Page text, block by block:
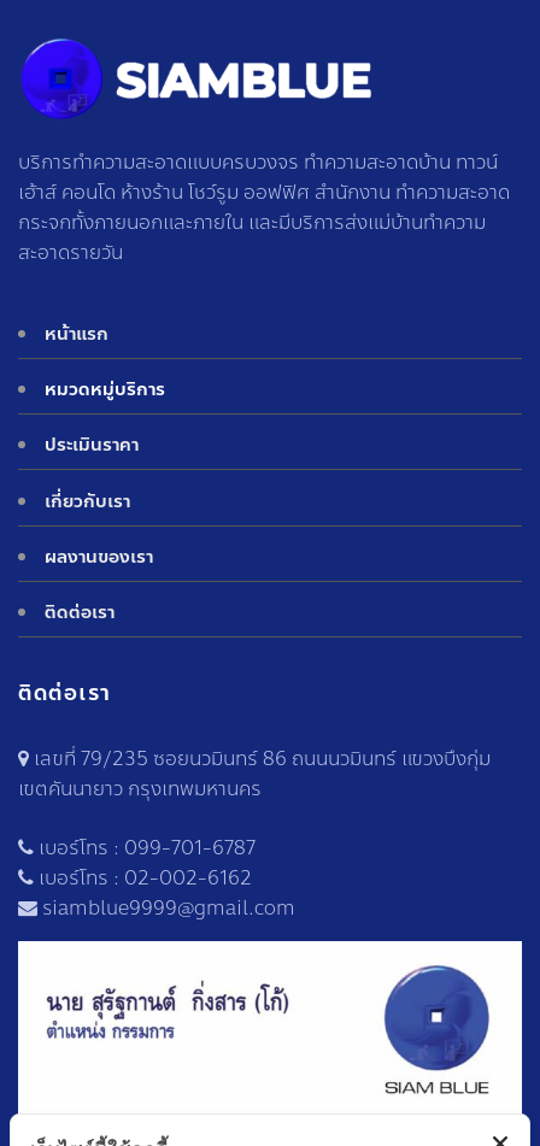
บริการทำความสะอาดแบบครบวงจร ทำความสะอาดบ้าน ทาวน์
เฮ้าส์ คอนโด ห้างร้าน โชว์รูม ออฟฟิศ สำนักงาน ทำความสะอาด
กระจกทั้งภายนอกและภายใน และมีบริการส่งแม่บ้านทำความ
สะอาดรายวัน
หน้าแรก
หมวดหมู่บริการ
ประเมินราคา
เกี่ยวกับเรา
ผลงานของเรา
ติดต่อเรา
ติดต่อเรา
เลขที่ 79/235 ซอยนวมินทร์ 86 ถนนนวมินทร์ แขวงบึงกุ่ม
เขตคันนายาว กรุงเทพมหานคร
เบอร์โทร : 099-701-6787
เบอร์โทร : 02-002-6162
siamblue9999@gmail.com